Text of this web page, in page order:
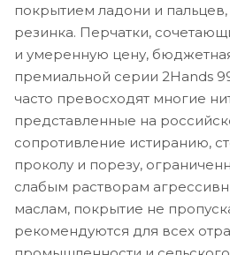
покрытием ладони и
резинка. Перчатки,
и умеренную цену,
премиальной серии 2Hands
часто превосходят многие
представленные на
сопротивление истиранию,
проколу и порезу,
слабым растворам
маслам, покрытие не
рекомендуются для всех